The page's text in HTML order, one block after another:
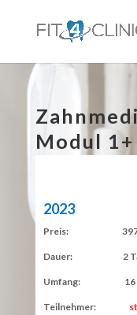
Modul
2023
Preis:
Dauer: 2
Umfang: 16
Teilnehmer: